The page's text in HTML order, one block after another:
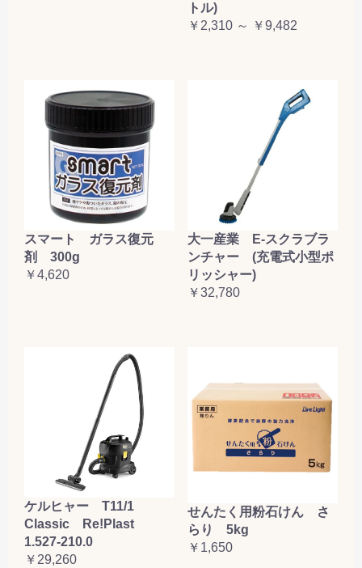
トル)
￥2,310 ～ ￥9,482
スマート ガラス復元
剤 300g
￥4,620
大一産業 E-スクラブラ
ンチャー (充電式小型ポ
リッシャー)
￥32,780
ケルヒャー T11/1
Classic Re!Plast
1.527-210.0
￥29,260
せんたく用粉石けん さ
らり 5kg
￥1,650